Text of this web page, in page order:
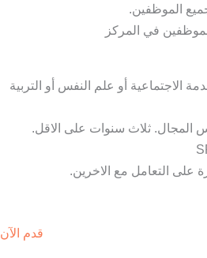
الموظفين.
في المركز
الاجتماعية أو علم النفس أو التربية
المجال. ثلاث سنوات على الاقل.
على التعامل مع الاخرين.
قدم الآن